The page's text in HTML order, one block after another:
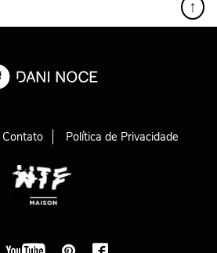
↑
Contato Política de Privacidade